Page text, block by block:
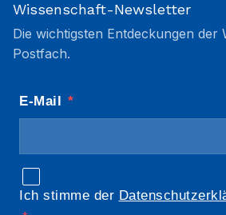
Wissenschaft-Newsletter
Die wichtigsten Entdeckungen der
Postfach.